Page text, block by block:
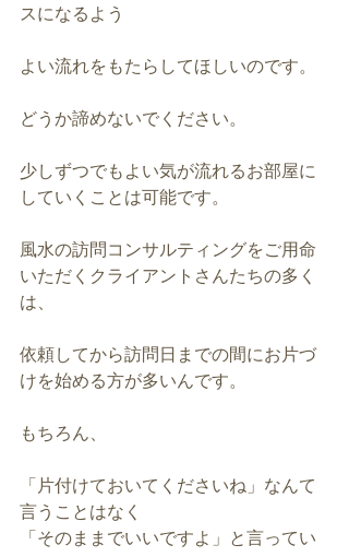
スになるよう
よい流れをもたらしてほしいのです。
どうか諦めないでください。
少しずつでもよい気が流れるお部屋に
していくことは可能です。
風水の訪問コンサルティングをご用命
いただくクライアントさんたちの多く
は、
依頼してから訪問日までの間にお片づ
けを始める方が多いんです。
もちろん、
「片付けておいてくださいね」なんて
言うことはなく
「そのままでいいですよ」と言ってい